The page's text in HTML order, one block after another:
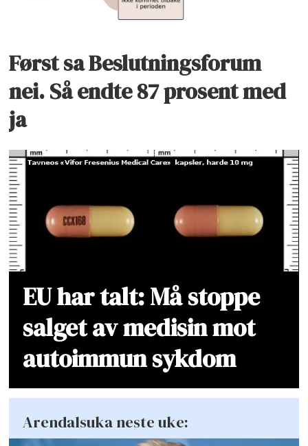
Først sa Beslutningsforum
nei. Så endte 87 prosent med
ja
EU har talt: Må stoppe
salget av medisin mot
autoimmun sykdom
Arendalsuka neste uke: